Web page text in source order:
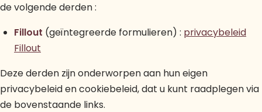
de volgende derden :
Fillout (geïntegreerde formulieren) : privacybeleid
Fillout
Deze derden zijn onderworpen aan hun eigen
privacybeleid en cookiebeleid, dat u kunt raadplegen via
de bovenstaande links.